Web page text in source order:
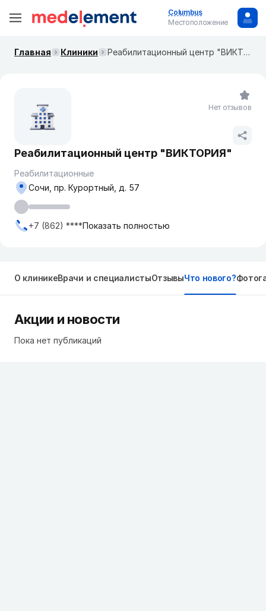
Columbus
Местоположение
Главная Клиники Реабилитационный центр "ВИКТОРИЯ"
Реабилитационный центр "ВИКТОРИЯ"
Реабилитационные
Сочи, пр. Курортный, д. 57
+7 (862) ****Показать полностью
Нет отзывов
О клиникеВрачи и специалистыОтзывыЧто нового?
Акции и новости
Пока нет публикаций